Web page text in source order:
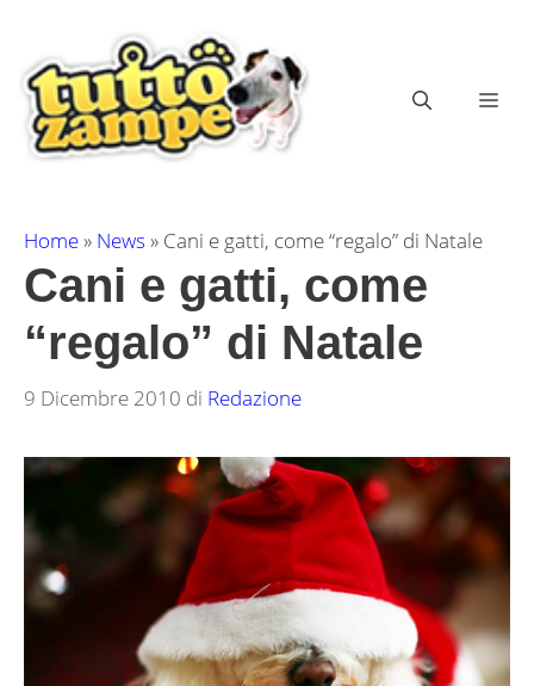
contenuto
Home» News » Cani e gatti, come “regalo” di Natale
Cani e gatti, come
“regalo” di Natale
9 Dicembre 2010 di Redazione